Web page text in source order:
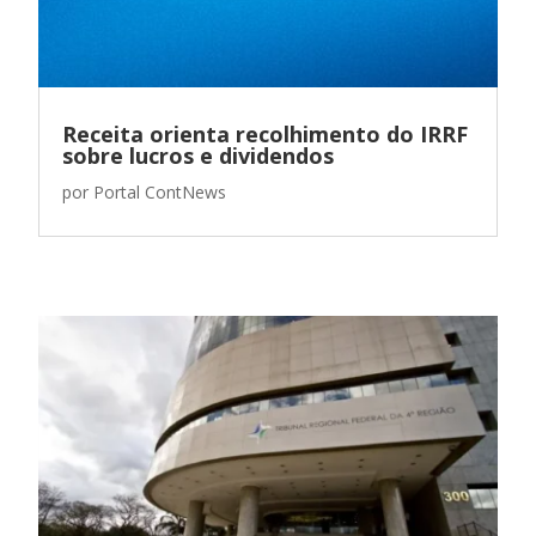
Receita orienta recolhimento do IRRF
sobre lucros e dividendos
por Portal ContNews